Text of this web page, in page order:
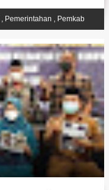
, Pemerintahan , Pemkab